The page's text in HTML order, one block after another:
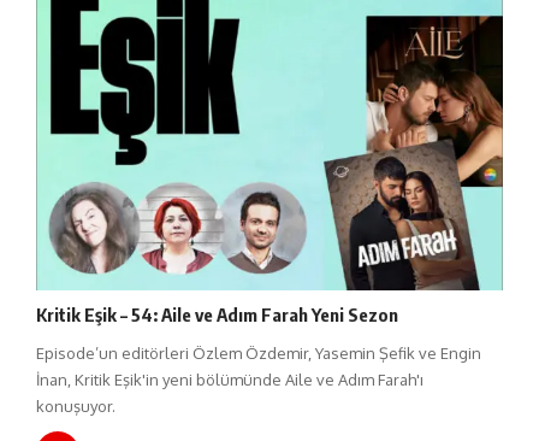
Kritik Eşik – 54: Aile ve Adım Farah Yeni Sezon
Episode’un editörleri Özlem Özdemir, Yasemin Şefik ve Engin
İnan, Kritik Eşik'in yeni bölümünde Aile ve Adım Farah'ı
konuşuyor.